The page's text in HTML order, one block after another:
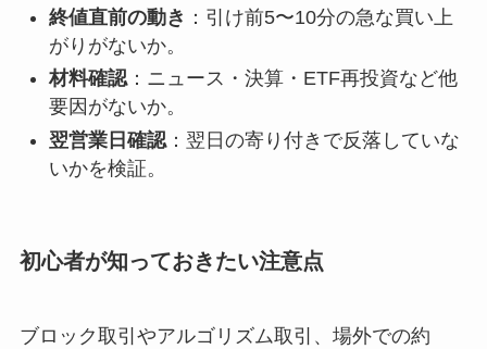
終値直前の動き ：引け前5〜10分の急な買い上
がりがないか。
材料確認：ニュース・決算・ETF再投資など他
要因がないか。
翌営業日確認：翌日の寄り付きで反落していな
いかを検証。
初心者が知っておきたい注意点
ブロック取引やアルゴリズム取引、場外での約